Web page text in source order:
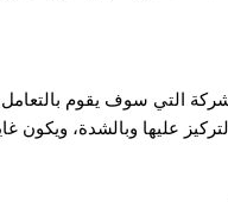
التي سوف يقوم
عليها وبالشدة، ويكون